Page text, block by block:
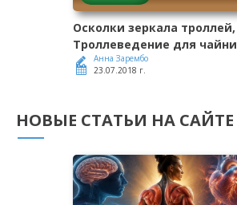
Осколки зеркала
Троллеведение для
Анна Зарембо
23.07.2018 г.
НОВЫЕ СТАТЬИ НА САЙТЕ